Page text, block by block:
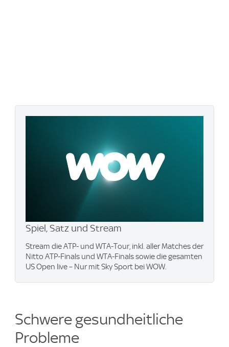
Spiel, Satz und Stream
Stream die ATP- und WTA-Tour, inkl. aller Matches der
Nitto ATP-Finals und WTA-Finals sowie die gesamten
US Open live – Nur mit Sky Sport bei WOW.
Schwere gesundheitliche
Probleme